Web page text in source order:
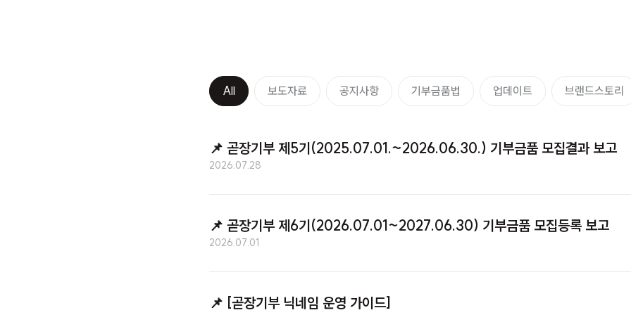
All 보도자료 공지사항 기부금품법 업데이트 브랜드스토리
📌 곧장기부 제5기(2025.07.01.~2026.06.30.) 기부금품 모집결과 보고
2026.07.28
📌 곧장기부 제6기(2026.07.01~2027.06.30) 기부금품 모집등록 보고
2026.07.01
📌 [곧장기부 닉네임 운영 가이드]